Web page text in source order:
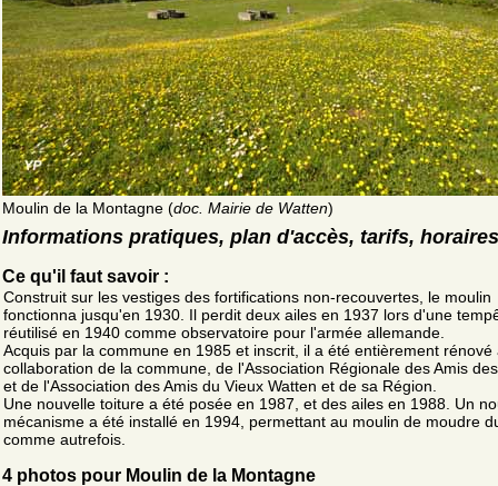
Moulin de la Montagne (doc. Mairie de Watten)
Informations pratiques, plan d'accès, tarifs, horaires
Ce qu'il faut savoir :
Construit sur les vestiges des fortifications non-recouvertes, le moulin
fonctionna jusqu'en 1930. Il perdit deux ailes en 1937 lors d'une
réutilisé en 1940 comme observatoire pour l'armée allemande.
Acquis par la commune en 1985 et inscrit, il a été entièrement rénové
collaboration de la commune, de l'Association Régionale des Amis
et de l'Association des Amis du Vieux Watten et de sa Région.
Une nouvelle toiture a été posée en 1987, et des ailes en 1988. Un
mécanisme a été installé en 1994, permettant au moulin de moudre
comme autrefois.
4 photos pour Moulin de la Montagne